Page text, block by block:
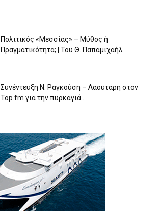
Πολιτικός «Μεσσίας» – Μύθος ή
Πραγματικότητα; | Του Θ. Παπαμιχαήλ
Συνέντευξη Ν. Ραγκούση – Λαουτάρη στον
Top fm για την πυρκαγιά...